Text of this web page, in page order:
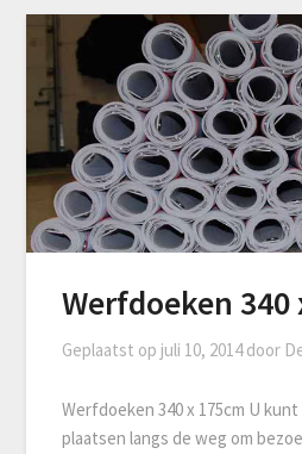
Werfdoeken 340
Geplaatst op juli 10, 2014door
Werfdoeken 340 x 175cm U
plaatsen langs de weg om